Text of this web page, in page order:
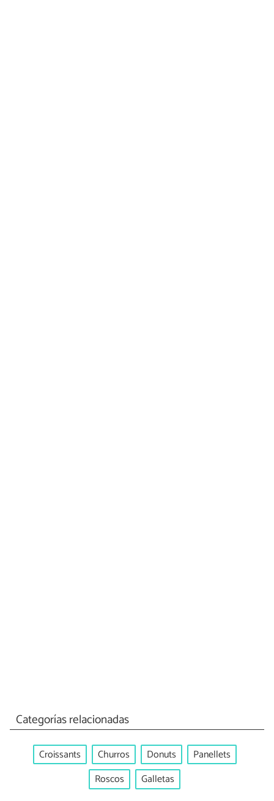
Categorías relacionadas
Croissants Churros Donuts
Panellets
Roscos
Galletas